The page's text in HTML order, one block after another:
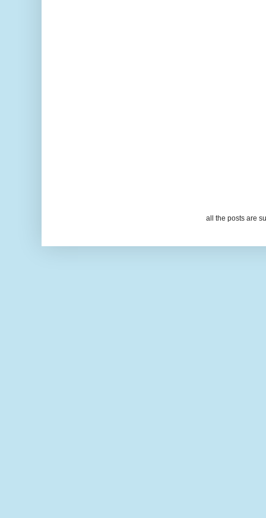
all the posts are